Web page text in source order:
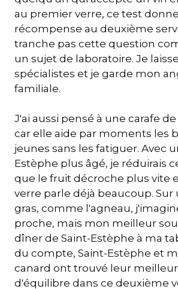
au premier verre, ce test
récompense au deuxième
tranche pas cette question
un sujet de laboratoire. Je
spécialistes et je garde mon
familiale.
J'ai aussi pensé à une carafe
car elle aide par moments les
jeunes sans les fatiguer. Avec
Estèphe plus âgé, je réduirais
que le fruit décroche plus vite
verre parle déjà beaucoup.
gras, comme l'agneau,
proche, mais mon meilleur
dîner de Saint-Estèphe à ma
du compte, Saint-Estèphe et
canard ont trouvé leur
d'équilibre dans ce deuxième